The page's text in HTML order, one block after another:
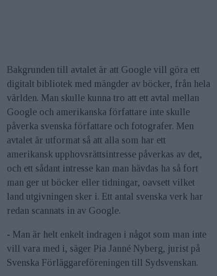
Bakgrunden till avtalet är att Google vill göra ett
digitalt bibliotek med mängder av böcker, från hela
världen. Man skulle kunna tro att ett avtal mellan
Google och amerikanska författare inte skulle
påverka svenska författare och fotografer. Men
avtalet är utformat så att alla som har ett
amerikansk upphovsrättsintresse påverkas av det,
och ett sådant intresse kan man hävdas ha så fort
man ger ut böcker eller tidningar, oavsett vilket
land utgivningen sker i. Ett antal svenska verk har
redan scannats in av Google.
- Man är helt enkelt indragen i något som man inte
vill vara med i, säger Pia Janné Nyberg, jurist på
Svenska Förläggareföreningen till Sydsvenskan.